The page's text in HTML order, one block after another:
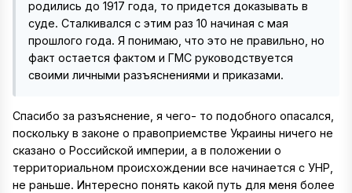
родились до 1917 года, то придется доказывать в
суде. Сталкивался с этим раз 10 начиная с мая
прошлого года. Я понимаю, что это не правильно, но
факт остается фактом и ГМС руководствуется
своими личными разъяснениями и приказами.
Спасибо за разъяснение, я чего- то подобного опасался,
поскольку в законе о правоприемстве Украины ничего не
сказано о Российской империи, а в положении о
территориальном происхождении все начинается с УНР,
не раньше. Интересно понять какой путь для меня более